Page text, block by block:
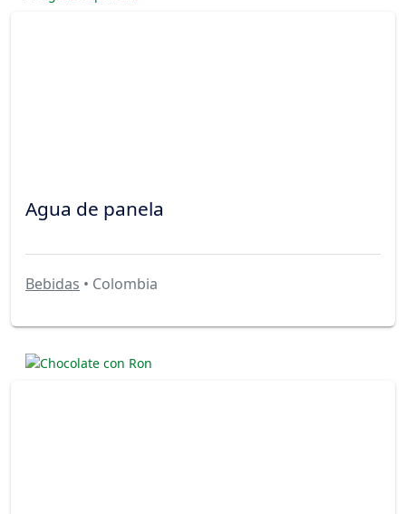
Agua de panela
Bebidas • Colombia